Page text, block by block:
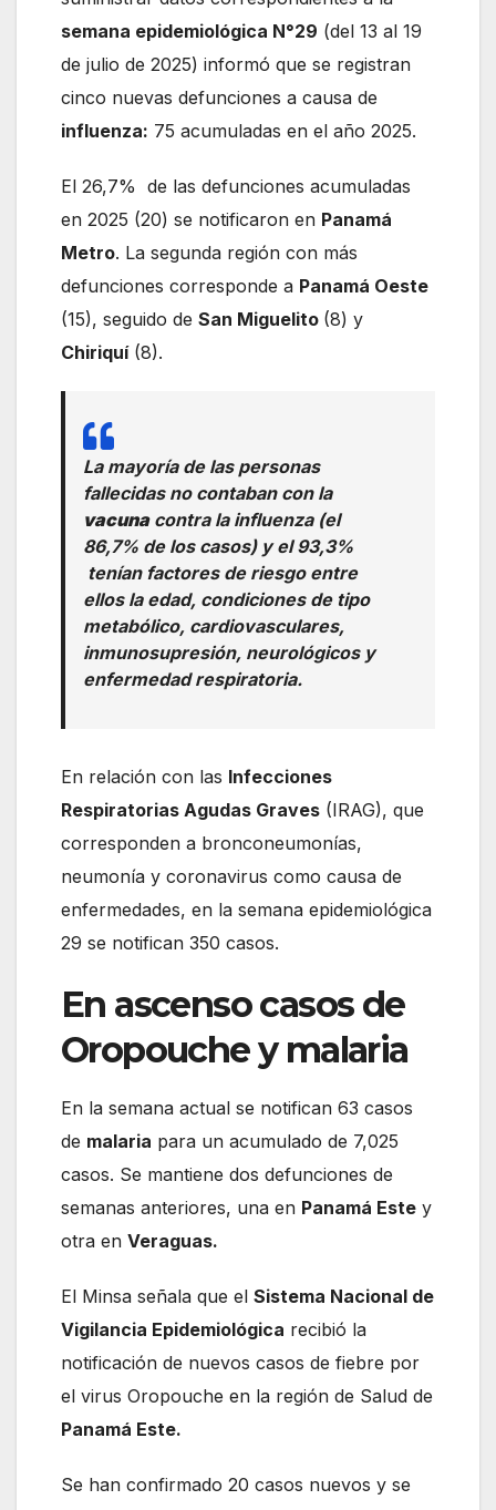
semana epidemiológica N°29 (del 13 al 19
de julio de 2025) informó que se registran
cinco nuevas defunciones a causa de
influenza: 75 acumuladas en el año 2025.
El 26,7% de las defunciones acumuladas
en 2025 (20) se notificaron en Panamá
Metro. La segunda región con más
defunciones corresponde a Panamá Oeste
(15), seguido de San Miguelito (8) y
Chiriquí(8).
La mayoría de las personas
fallecidas no contaban con la
vacunacontra la influenza (el
86,7% de los casos) y el 93,3%
tenían factores de riesgo entre
ellos la edad, condiciones de tipo
metabólico, cardiovasculares,
inmunosupresión, neurológicos y
enfermedad respiratoria.
En relación con las Infecciones
Respiratorias Agudas Graves (IRAG), que
corresponden a bronconeumonías,
neumonía y coronavirus como causa de
enfermedades, en la semana epidemiológica
29 se notifican 350 casos.
En ascenso casos de
Oropouche y malaria
En la semana actual se notifican 63 casos
de malaria para un acumulado de 7,025
casos. Se mantiene dos defunciones de
semanas anteriores, una en Panamá Este y
otra en Veraguas.
El Minsa señala que el Sistema Nacional de
Vigilancia Epidemiológica recibió la
notificación de nuevos casos de fiebre por
el virus Oropouche en la región de Salud de
Panamá Este.
Se han confirmado 20 casos nuevos y se